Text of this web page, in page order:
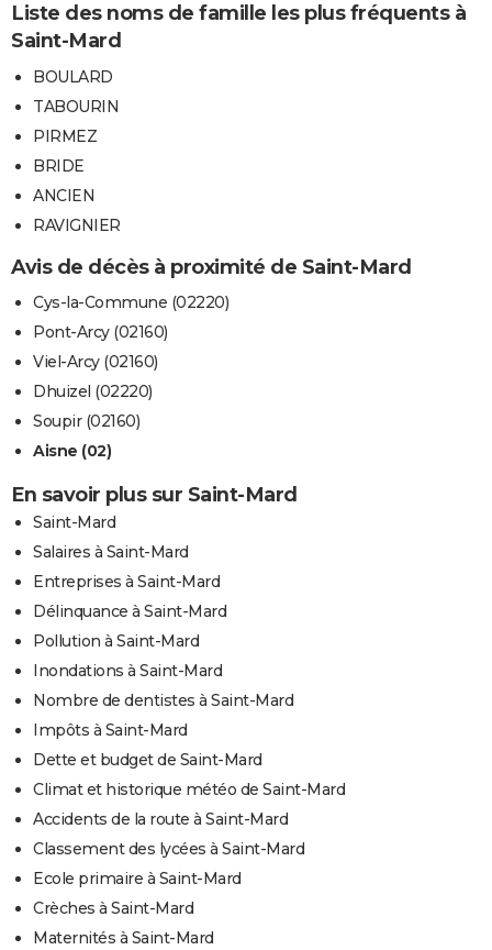
Liste des noms de famille les plus fréquents à
Saint-Mard
BOULARD
TABOURIN
PIRMEZ
BRIDE
ANCIEN
RAVIGNIER
Avis de décès à proximité de Saint-Mard
Cys-la-Commune (02220)
Pont-Arcy (02160)
Viel-Arcy (02160)
Dhuizel (02220)
Soupir (02160)
Aisne (02)
En savoir plus sur Saint-Mard
Saint-Mard
Salaires à Saint-Mard
Entreprises à Saint-Mard
Délinquance à Saint-Mard
Pollution à Saint-Mard
Inondations à Saint-Mard
Nombre de dentistes à Saint-Mard
Impôts à Saint-Mard
Dette et budget de Saint-Mard
Climat et historique météo de Saint-Mard
Accidents de la route à Saint-Mard
Classement des lycées à Saint-Mard
Ecole primaire à Saint-Mard
Crèches à Saint-Mard
Maternités à Saint-Mard